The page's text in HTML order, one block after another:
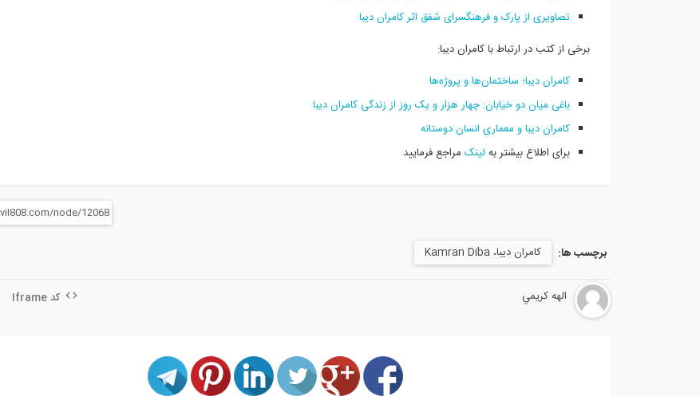
تصاویری از پارک و فرهنگسرای شفق اثر کامران دیبا
برخی از کتب در ارتباط با کامران دیبا:
کامران دیبا؛ ساختمان‌ها و پروژه‌ها
باغی میان دو خیابان: چهار هزار و یک روز از زندگی کامران دیبا
کامران دیبا و معماری انسان دوستانه
برای اطلاع بیشتر به لینک مراجع فرمایید
برچسب ها: کامران دیبا، Kamran Diba
الهه كريمي کد Iframe